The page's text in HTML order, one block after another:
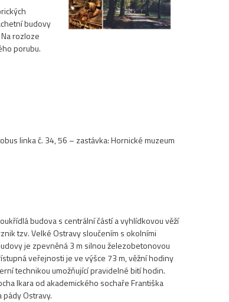
budovy
rozloze
porubu.
linka č. 34, 56 – zastávka: Hornické muzeum
budova s centrální částí a vyhlídkovou věží
tzv. Velké Ostravy sloučením s okolními
je zpevněná 3 m silnou železobetonovou
veřejnosti je ve výšce 73 m, věžní hodiny
technikou umožňující pravidelné bití hodin.
Ikara od akademického sochaře Františka
Ostravy.